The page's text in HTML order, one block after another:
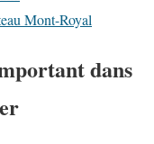
Mont-Royal
dans